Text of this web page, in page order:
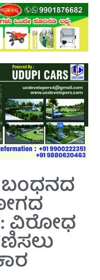
ಬಂಧನದ
ವಿರೋಧ